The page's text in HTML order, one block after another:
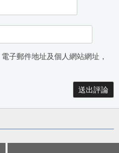
子郵件地址及個人網站網址，